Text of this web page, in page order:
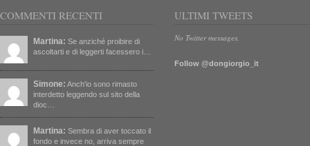
COMMENTI RECENTI
Martina: Se anziché proibire di
ascoltarti e di leggerti facessero i…
Simone: Anch'io sono rimasto
interdetto leggendo sul sito della
dioc…
Martina: Sembra di aver toccato il
fondo e invece no, arriva sempre
ULTIMI TWEETS
No Twitter messages.
Follow @dongiorgio_it